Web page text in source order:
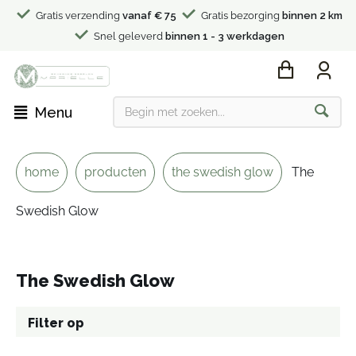
Gratis verzending vanaf € 75 Gratis bezorging binnen 2 km
Snel geleverd binnen 1 - 3 werkdagen
Menu
home producten the swedish glow The
Swedish Glow
The Swedish Glow
Filter op